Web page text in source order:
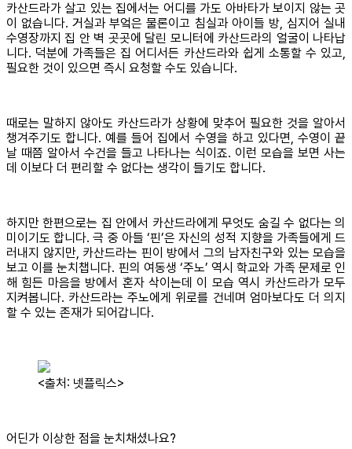
카산드라가 살고 있는 집에서는 어디를 가도 아바타가 보이지 않는 곳
이 없습니다. 거실과 부엌은 물론이고 침실과 아이들 방, 심지어 실내
수영장까지 집 안 벽 곳곳에 달린 모니터에 카산드라의 얼굴이 나타납
니다. 덕분에 가족들은 집 어디서든 카산드라와 쉽게 소통할 수 있고,
필요한 것이 있으면 즉시 요청할 수도 있습니다.
때로는 말하지 않아도 카산드라가 상황에 맞추어 필요한 것을 알아서
챙겨주기도 합니다. 예를 들어 집에서 수영을 하고 있다면, 수영이 끝
날 때쯤 알아서 수건을 들고 나타나는 식이죠. 이런 모습을 보면 사는
데 이보다 더 편리할 수 없다는 생각이 들기도 합니다.
하지만 한편으로는 집 안에서 카산드라에게 무엇도 숨길 수 없다는 의
미이기도 합니다. 극 중 아들 ‘핀’은 자신의 성적 지향을 가족들에게 드
러내지 않지만, 카산드라는 핀이 방에서 그의 남자친구와 있는 모습을
보고 이를 눈치챕니다. 핀의 여동생 ‘주노’ 역시 학교와 가족 문제로 인
해 힘든 마음을 방에서 혼자 삭이는데 이 모습 역시 카산드라가 모두
지켜봅니다. 카산드라는 주노에게 위로를 건네며 엄마보다도 더 의지
할 수 있는 존재가 되어갑니다.
<출처: 넷플릭스>
어딘가 이상한 점을 눈치채셨나요?